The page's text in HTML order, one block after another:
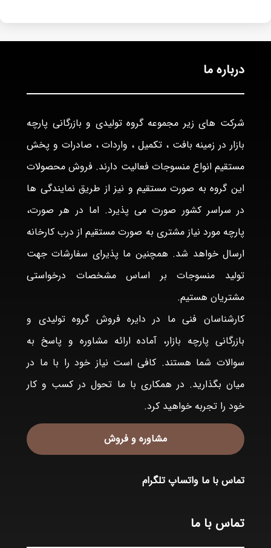
درباره ما
شرکت های زیر مجموعه گروه تولیدی و بازرگانی پارچه
بازار در زمینه بافت ، تکمیل ، واردات ، صادرات و پخش
مستقیم انواع منسوجات فعالیت دارند. فروش محصولات
این گروه به صورت مستقیم و نیز از طریق نمایندگی ها
در سراسر کشور صورت می پذیرد. اما در هر صورت،
پارچه مورد نیاز مشتری به صورت مستقیم از درب کارخانه
ارسال خواهد شد. همچنین ما پذیرای سفارشات جهت
تولید منسوجات بر اساس مشخصات درخواستی
مشتریان هستیم.
کارشناسان فنی ما در دایره فروش گروه تولیدی و
بازرگانی پارچه بازار، آماده ارائه مشاوره و پاسخ به
سوالات شما هستند. کافی است نیاز خود را با ما در
میان بگذارید. در همکاری با ما تحول در کسب و کار
خود را تجربه خواهید کرد.
مشاوره و فروش
تماس با ما واتساپ تلگرام
تماس با ما